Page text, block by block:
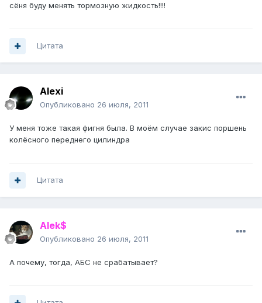
сёня буду менять тормозную жидкость!!!!
Цитата
Alexi
Опубликовано 26 июля, 2011
У меня тоже такая фигня была. В моём случае закис поршень
колёсного переднего цилиндра
Цитата
Alek$
Опубликовано 26 июля, 2011
А почему, тогда, АБС не срабатывает?